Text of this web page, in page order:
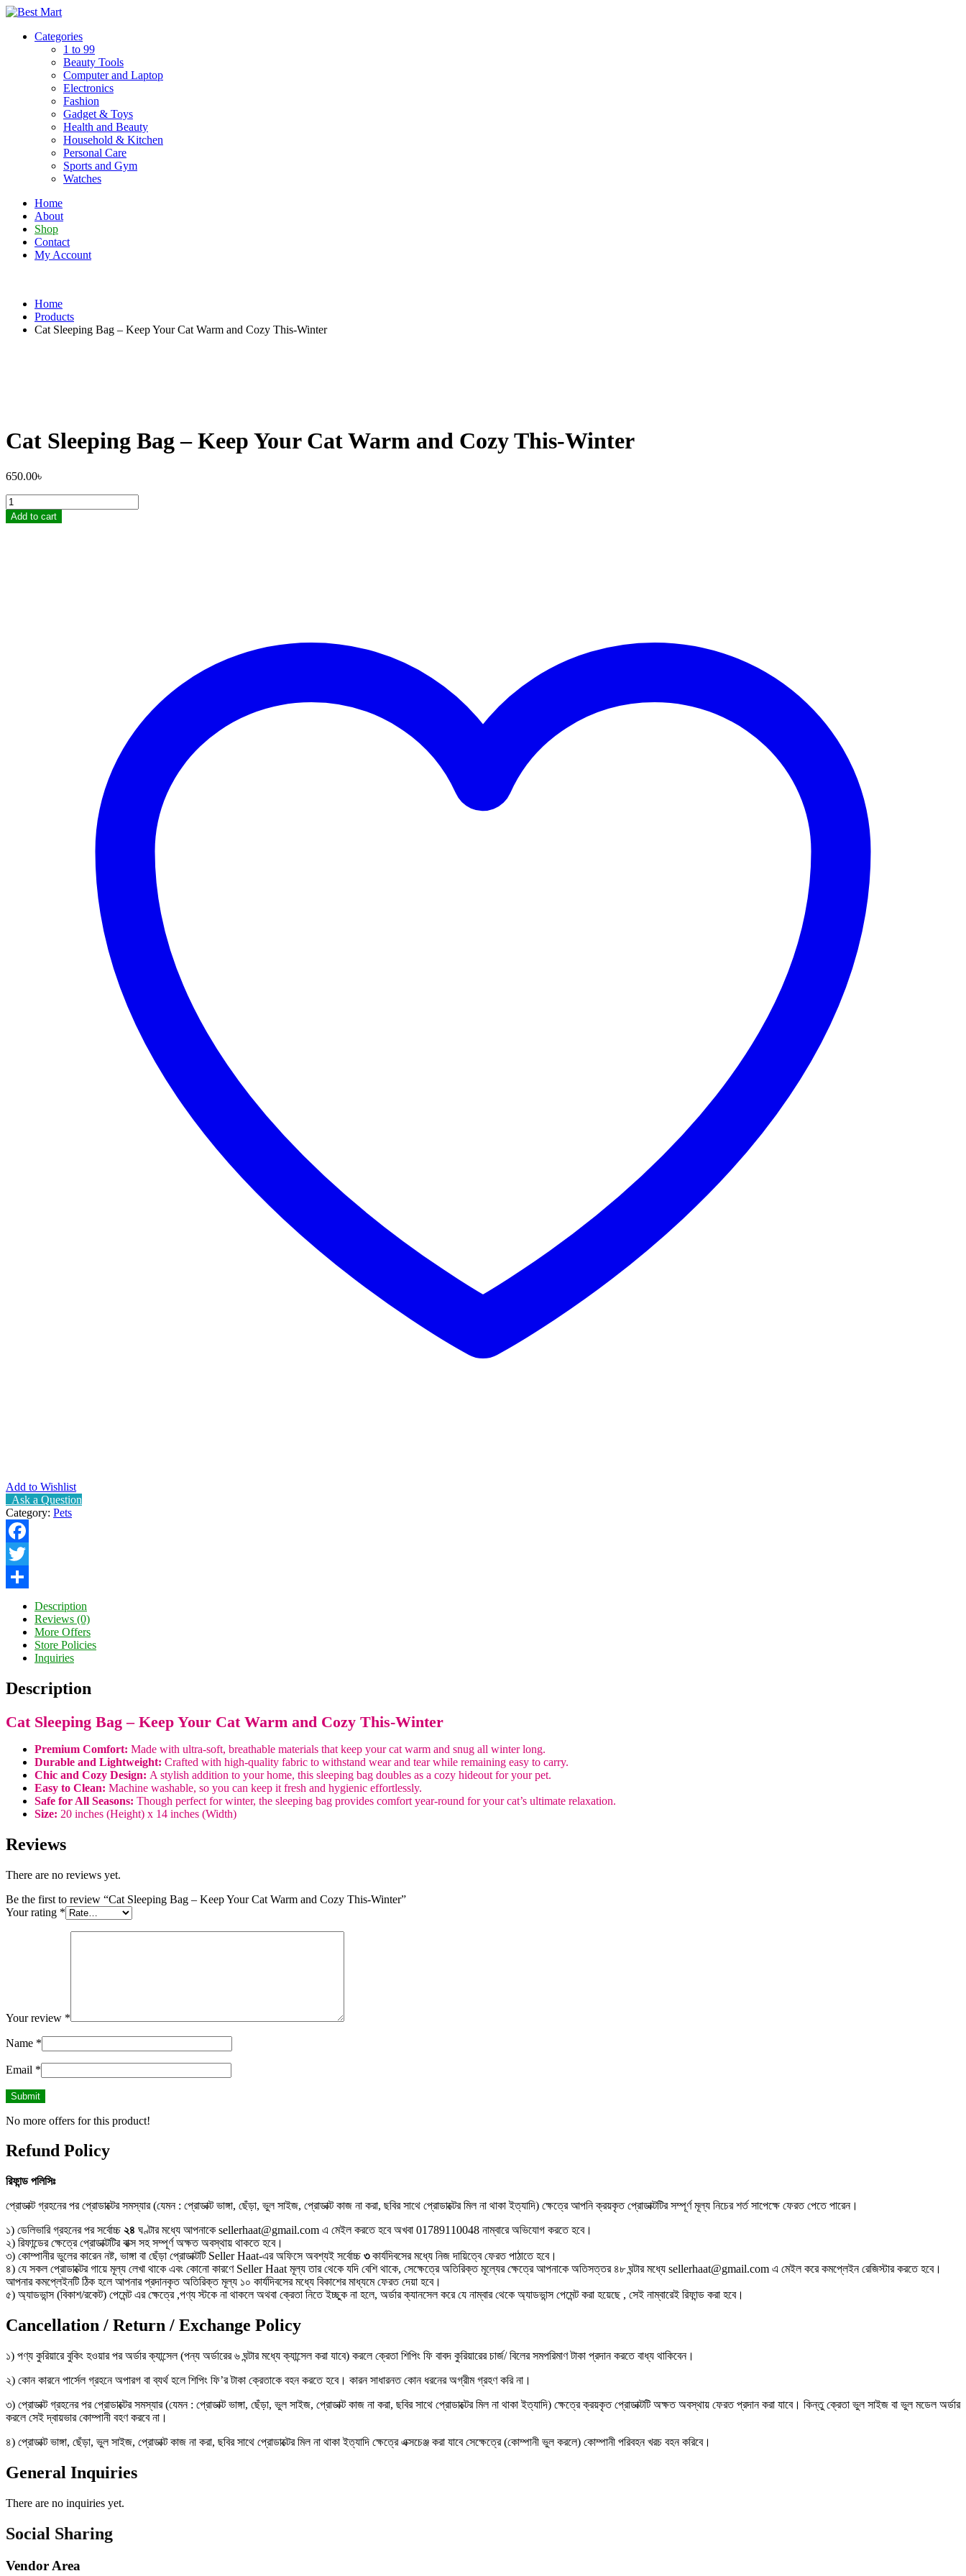
Skip
contentCategories
1 to 99
Beauty Tools
Computer and Laptop
Electronics
Fashion
Gadget & Toys
Health and Beauty
Household & Kitchen
Personal Care
Sports and Gym
Watches
Home
About
Shop
Contact
My Account
Home
Products
Cat Sleeping Bag – Keep Your Cat Warm and Cozy This-Winter
Cat Sleeping Bag – Keep Your Cat Warm and Cozy This-Winter
650.00৳
Cat
Sleeping
Bag
Add to cart
Add to Wishlist
Ask a Question
Category: Pets
Facebook
Twitter
Description
Reviews (0)
More Offers
Store Policies
Inquiries
Description
Cat Sleeping Bag – Keep Your Cat Warm and Cozy This-Winter
Premium Comfort: Made with ultra-soft, breathable materials that keep your cat warm and snug all winter long.
Durable and Lightweight: Crafted with high-quality fabric to withstand wear and tear while remaining easy to carry.
Chic and Cozy Design: A stylish addition to your home, this sleeping bag doubles as a cozy hideout for your pet.
Easy to Clean: Machine washable, so you can keep it fresh and hygienic effortlessly.
Safe for All Seasons: Though perfect for winter, the sleeping bag provides comfort year-round for your cat’s ultimate relaxation.
Size: 20 inches (Height) x 14 inches (Width)
Reviews
There are no reviews yet.
Be the first to review “Cat Sleeping Bag – Keep Your Cat Warm and Cozy This-Winter”
Your rating *
Your review *
Name *
Email *
No more offers for this product!
Refund Policy
রিফান্ড পলিসিঃ
প্রোডাক্ট গ্রহনের পর প্রোডাক্টের সমস্যার (যেমন : প্রোডাক্ট ভাঙ্গা, ছেঁড়া, ভুল সাইজ, প্রোডাক্ট কাজ না করা, ছবির সাথে প্রোডাক্টের মিল না থাকা ইত্যাদি) ক্ষেত্রে আপনি ক্রয়কৃত প্রোডাক্টটির সম্পূর্ণ মূল্য নিচের শর্ত সাপেক্ষে ফেরত পেতে পারেন।
১) ডেলিভারি গ্রহনের পর সর্বোচ্চ ২৪ ঘণ্টার মধ্যে আপনাকে sellerhaat@gmail.com এ মেইল করতে হবে অখবা 01789110048 নাম্বারে অভিযোগ করতে হবে।
২) রিফান্ডের ক্ষেত্রে প্রোডাক্টটির বাক্স সহ সম্পূর্ণ অক্ষত অবস্থায় থাকতে হবে।
৩) কোম্পানীর ভুলের কারেন নষ্ট, ভাঙ্গা বা ছেঁড়া প্রোডাক্টটি Seller Haat-এর অফিসে অবশ্যই সর্বোচ্চ ৩কার্যদিবসের মধ্যে নিজ দায়িত্বে ফেরত পাঠাতে হবে।
৪) যে সকল প্রোডাক্টের গায়ে মূল্য লেখা থাকে এবং কোনো কারণে Seller Haat মূল্য তার থেকে যদি বেশি থাকে, সেক্ষেত্রে অতিরিক্ত মূল্যের ক্ষেত্রে আপনাকে অতিসত্তর ৪৮ ঘন্টার মধ্যে sellerhaat@gmail.com এ মেইল করে কমপ্লেইন রেজিস্টার করতে হবে।
আপনার কমপ্লেইনটি ঠিক হলে আপনার প্রদানকৃত অতিরিক্ত মূল্য ১০ কার্যদিবসের মধ্যে বিকাশের মাধ্যমে ফেরত দেয়া হবে।
৫) অ্যাডভান্স (বিকাশ/রকেট) পেমেন্ট এর ক্ষেত্রে ,পণ্য স্টকে না থাকলে অথবা ক্রেতা নিতে ইচ্ছুক না হলে, অর্ডার ক্যানসেল করে যে নাম্বার থেকে অ্যাডভান্স পেমেন্ট করা হয়েছে , সেই নাম্বারেই রিফান্ড করা হবে।
Cancellation / Return / Exchange Policy
১) পণ্য কুরিয়ারে বুকিং হওয়ার পর অর্ডার ক্যান্সেল (পন্য অর্ডারের ৬ ঘন্টার মধ্যে ক্যান্সেল করা যাবে) করলে ক্রেতা শিপিং ফি বাবদ কুরিয়ারের চার্জ/ বিলের সমপরিমাণ টাকা প্রদান করতে বাধ্য থাকিবেন।
২) কোন কারনে পার্সেল গ্রহনে অপারগ বা ব্যর্থ হলে শিপিং ফি’র টাকা ক্রেতাকে বহন করতে হবে। কারন সাধারনত কোন ধরনের অগ্রীম গ্রহণ করি না।
৩) প্রোডাক্ট গ্রহনের পর প্রোডাক্টের সমস্যার (যেমন : প্রোডাক্ট ভাঙ্গা, ছেঁড়া, ভুল সাইজ, প্রোডাক্ট কাজ না করা, ছবির সাথে প্রোডাক্টের মিল না থাকা ইত্যাদি) ক্ষেত্রে ক্রয়কৃত প্রোডাক্টটি অক্ষত অবস্থায় ফেরত প্রদান করা যাবে। কিন্তু ক্রেতা ভুল সাইজ বা ভুল মডেল অর্ডার
করলে সেই দ্বায়ভার কোম্পানী বহণ করবে না।
৪) প্রোডাক্ট ভাঙ্গা, ছেঁড়া, ভুল সাইজ, প্রোডাক্ট কাজ না করা, ছবির সাথে প্রোডাক্টের মিল না থাকা ইত্যাদি ক্ষেত্রে এক্সচেঞ্জ করা যাবে সেক্ষেত্রে (কোম্পানী ভুল করলে) কোম্পানী পরিবহন খরচ বহন করিবে।
General Inquiries
There are no inquiries yet.
Social Sharing
Vendor Area